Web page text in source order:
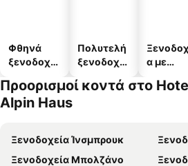
Φθηνά
ξενοδοχεί
Πολυτελή
ξενοδοχεί
α με
Προορισμοί κοντά στο
Alpin Haus
Ξενοδοχεία Ίνσμπρουκ
Ξενοδοχεία Μπολζάνο